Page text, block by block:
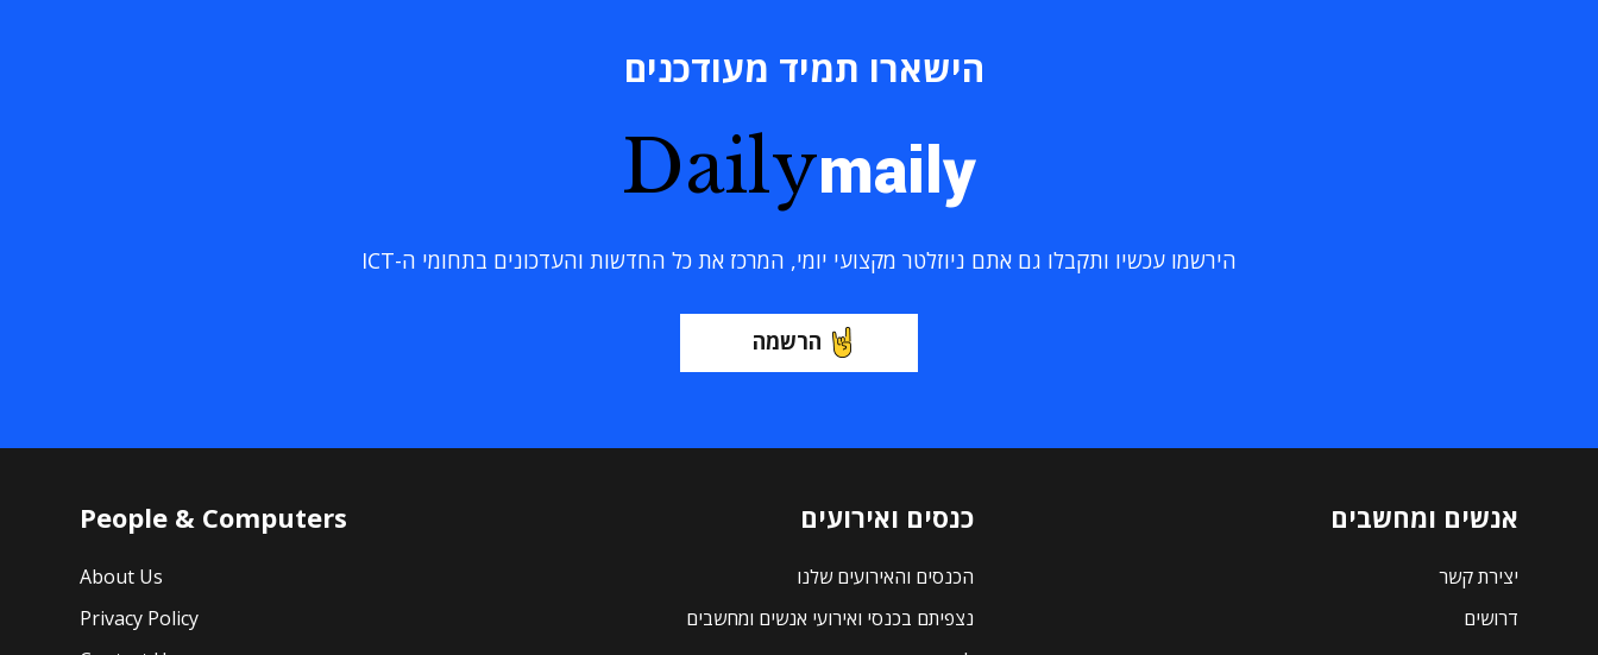
הישארו תמיד מעודכנים
Dailymaily
הירשמו עכשיו ותקבלו גם אתם ניוזלטר מקצועי יומי, המרכז את כל החדשות והעדכונים בתחומי ה-ICT
הרשמה
אנשים ומחשבים
יצירת קשר
דרושים
כנסים ואירועים
הכנסים והאירועים שלנו
נצפיתם בכנסי ואירועי אנשים ומחשבים
People & Computers
About Us
Privacy Policy